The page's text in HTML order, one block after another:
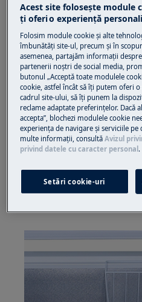
Aveți întotdeauna grijă
pentru aparatele grele este
două persoane.
Folosiți întotdeauna
încălțăminte închisă.
Vă rugăm să rețineți că
neprofesională poate avea
dacă nu este efectuată
Înlocuirea coșului
Pasul 1
Acest site folosește module
ţi oferi o experienţă
Folosim module cookie și alte
îmbunătăţi site-ul, precum și în
asemenea, partajăm informaţii
partenerii noștri de social media,
butonul „Acceptă toate modulele
cookie, astfel încât să îţi putem oferi o
cadrul site-ului, să îţi punem la
reclame adaptate preferinţelor. Dacă
accepta”, blochezi modulele cookie
experienţa de navigare și serviciile
multe informaţii, consultăAvizul
privind datele cu caracter personal .
Setări cookie-uri